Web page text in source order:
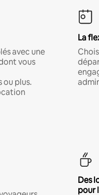
avec une
vous
plus.
La
Des
pour